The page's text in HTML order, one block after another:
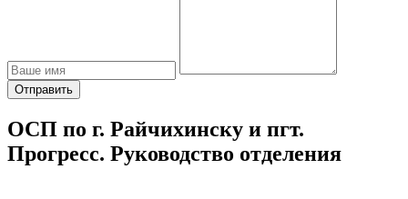
Отправить
ОСП по г. Райчихинску и пгт.
Прогресс. Руководство отделения